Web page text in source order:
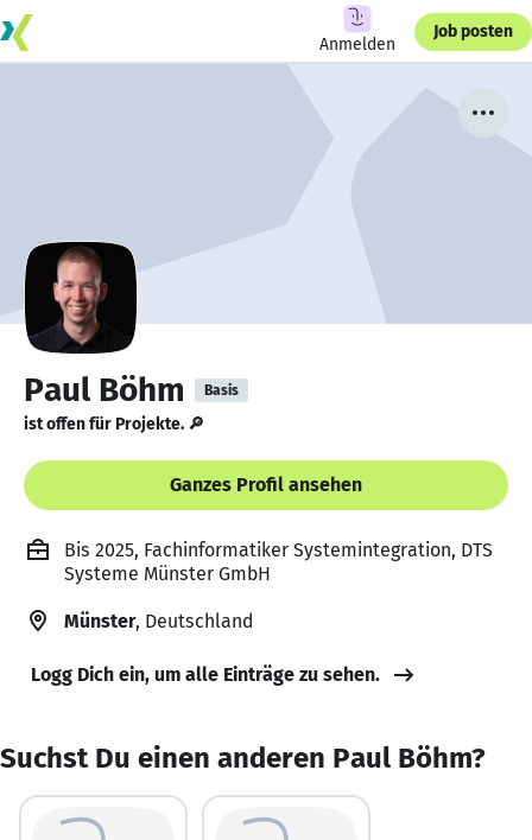
Anmelden
Job posten
Paul Böhm Basis
ist offen für Projekte. 🔎
Ganzes Profil ansehen
Bis 2025, Fachinformatiker Systemintegration, DTS
Systeme Münster GmbH
Münster, Deutschland
Logg Dich ein, um alle Einträge zu sehen.
Suchst Du einen anderen Paul Böhm?